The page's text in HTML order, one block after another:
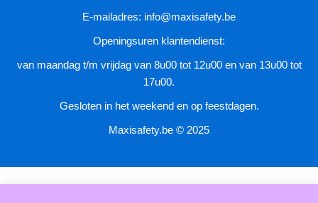
E-mailadres: info@maxisafety.be
Openingsuren klantendienst:
van maandag t/m vrijdag van 8u00 tot 12u00 en van 13u00 tot
17u00.
Gesloten in het weekend en op feestdagen.
Maxisafety.be © 2025